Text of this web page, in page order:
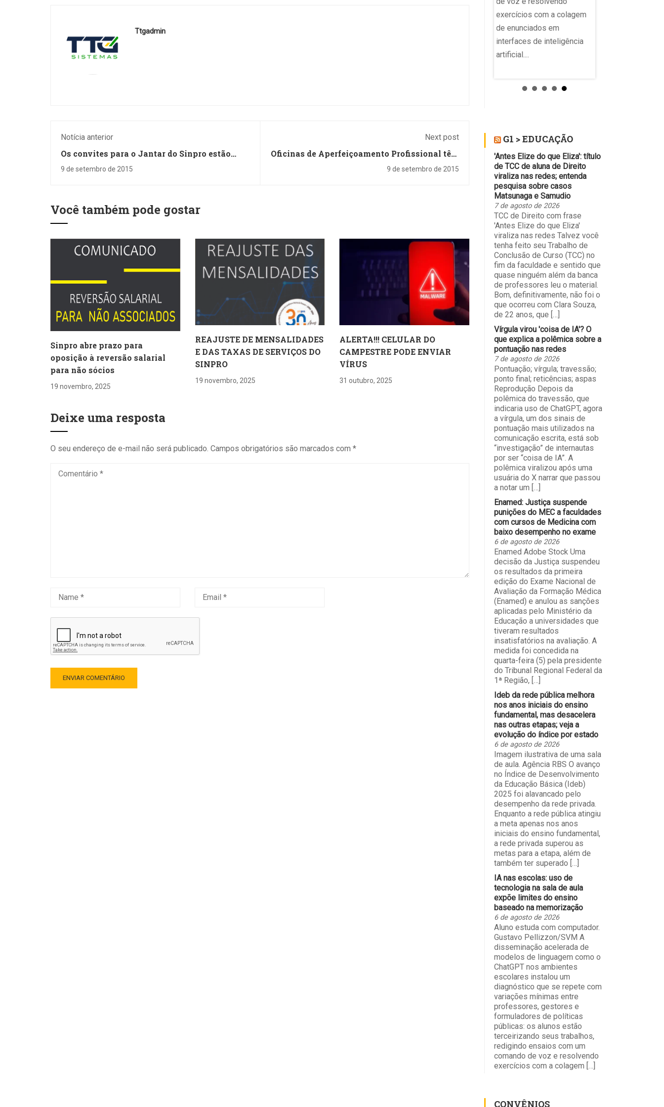
Ttgadmin
Notícia anterior
Os convites para o Jantar do Sinpro estão
9 de setembro de 2015
Next post
Oficinas de Aperfeiçoamento Profissional têm
9 de setembro de 2015
Você também pode gostar
Sinpro abre prazo para
oposição à reversão salarial
para não sócios
19 novembro, 2025
REAJUSTE DE MENSALIDADES
E DAS TAXAS DE SERVIÇOS DO
SINPRO
19 novembro, 2025
ALERTA!!! CELULAR DO
CAMPESTRE PODE ENVIAR
VÍRUS
31 outubro, 2025
Deixe uma resposta
O seu endereço de e-mail não será publicado. Campos obrigatórios são marcados com *
interfaces de inteligência
exercícios com a colagem
de enunciados em
interfaces de inteligência
artificial....
G1 > EDUCAÇÃO
'Antes Elize do que Eliza': título
de TCC de aluna de Direito
viraliza nas redes; entenda
pesquisa sobre casos
Matsunaga e Samudio
7 de agosto de 2026
TCC de Direito com frase
'Antes Elize do que Eliza'
viraliza nas redes Talvez você
tenha feito seu Trabalho de
Conclusão de Curso (TCC) no
fim da faculdade e sentido que
quase ninguém além da banca
de professores leu o material.
Bom, definitivamente, não foi o
que ocorreu com Clara Souza,
de 22 anos, que […]
Vírgula virou 'coisa de IA'? O
que explica a polêmica sobre a
pontuação nas redes
7 de agosto de 2026
Pontuação; vírgula; travessão;
ponto final; reticências; aspas
Reprodução Depois da
polêmica do travessão, que
indicaria uso de ChatGPT, agora
a vírgula, um dos sinais de
pontuação mais utilizados na
comunicação escrita, está sob
“investigação” de internautas
por ser “coisa de IA”. A
polêmica viralizou após uma
usuária do X narrar que passou
a notar um […]
Enamed: Justiça suspende
punições do MEC a faculdades
com cursos de Medicina com
baixo desempenho no exame
6 de agosto de 2026
Enamed Adobe Stock Uma
decisão da Justiça suspendeu
os resultados da primeira
edição do Exame Nacional de
Avaliação da Formação Médica
(Enamed) e anulou as sanções
aplicadas pelo Ministério da
Educação a universidades que
tiveram resultados
insatisfatórios na avaliação. A
medida foi concedida na
quarta-feira (5) pela presidente
do Tribunal Regional Federal da
1ª Região, […]
Ideb da rede pública melhora
nos anos iniciais do ensino
fundamental, mas desacelera
nas outras etapas; veja a
evolução do índice por estado
6 de agosto de 2026
Imagem ilustrativa de uma sala
de aula. Agência RBS O avanço
no Índice de Desenvolvimento
da Educação Básica (Ideb)
2025 foi alavancado pelo
desempenho da rede privada.
Enquanto a rede pública atingiu
a meta apenas nos anos
iniciais do ensino fundamental,
a rede privada superou as
metas para a etapa, além de
também ter superado […]
IA nas escolas: uso de
tecnologia na sala de aula
expõe limites do ensino
baseado na memorização
6 de agosto de 2026
Aluno estuda com computador.
Gustavo Pellizzon/SVM A
disseminação acelerada de
modelos de linguagem como o
ChatGPT nos ambientes
escolares instalou um
diagnóstico que se repete com
variações mínimas entre
professores, gestores e
formuladores de políticas
públicas: os alunos estão
terceirizando seus trabalhos,
redigindo ensaios com um
comando de voz e resolvendo
exercícios com a colagem […]
CONVÊNIOS